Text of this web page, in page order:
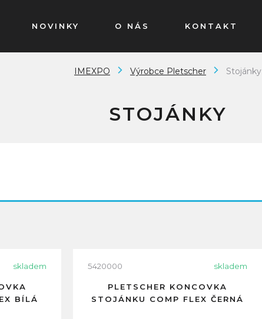
NOVINKY O NÁS KONTAKT
IMEXPO Výrobce Pletscher Stojánky
STOJÁNKY
skladem
BÍLÁ
5420000 skladem
PLETSCHER KONCOVKA
STOJÁNKU COMP FLEX ČERNÁ